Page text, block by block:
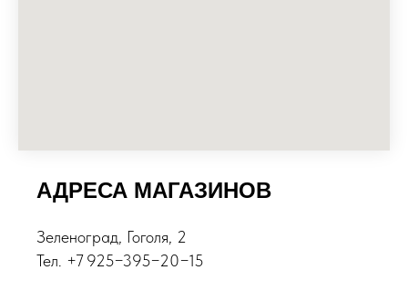
АДРЕСА МАГАЗИНОВ
Зеленоград, Гоголя, 2
Тел. +7 925−395−20−15